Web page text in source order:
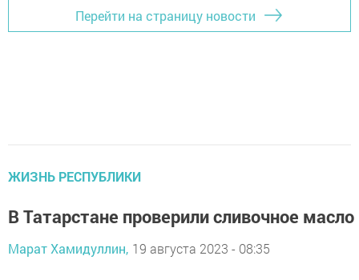
Перейти на страницу новости
ЖИЗНЬ РЕСПУБЛИКИ
В Татарстане проверили сливочное масло
Марат Хамидуллин, 19 августа 2023 - 08:35